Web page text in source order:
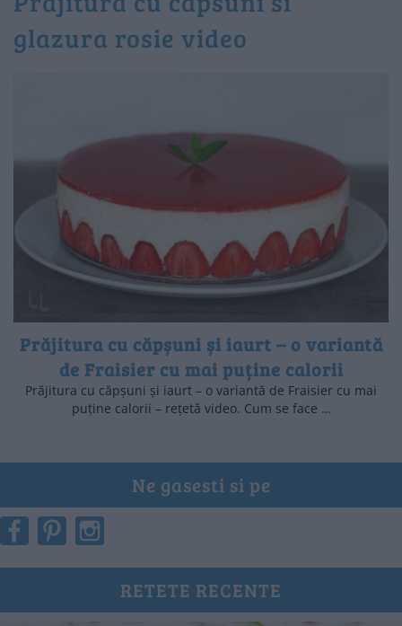
glazura rosie video
Prăjitura cu căpșuni și iaurt – o variantă
de Fraisier cu mai puține calorii
Prăjitura cu căpșuni și iaurt – o variantă de Fraisier cu mai
puține calorii – rețetă video. Cum se face …
Ne gasesti si pe
RETETE RECENTE